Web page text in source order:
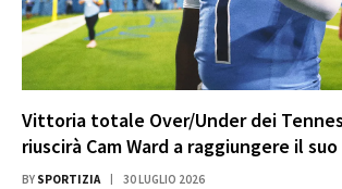
Vittoria totale Over/Under dei
riuscirà Cam Ward a raggiungere il
BY SPORTIZIA 30 LUGLIO 2026